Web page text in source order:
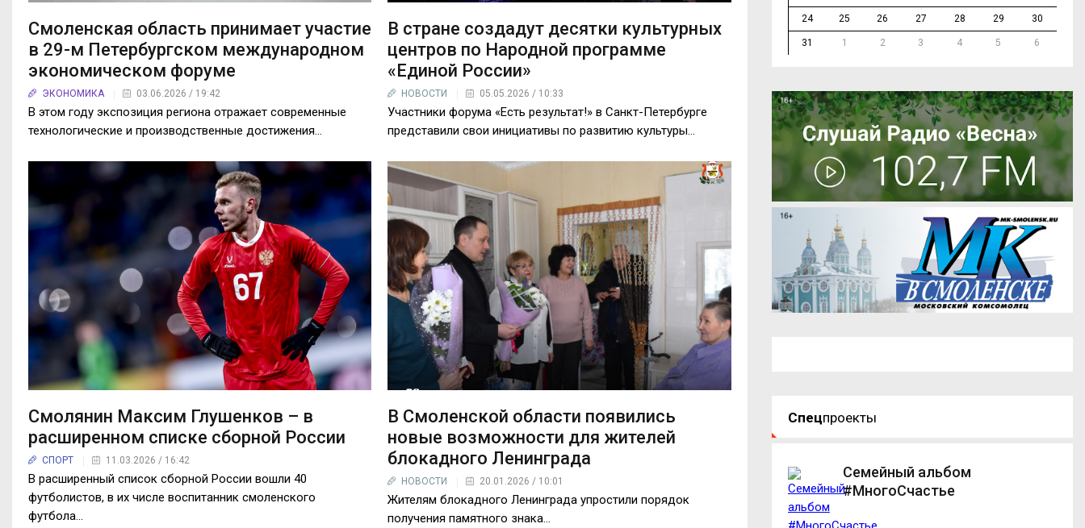
Смоленская область принимает участие
в 29-м Петербургском международном
экономическом форуме
ЭКОНОМИКА 03.06.2026 / 19:42
В этом году экспозиция региона отражает современные
технологические и производственные достижения…
В стране создадут десятки культурных
центров по Народной программе
«Единой России»
НОВОСТИ 05.05.2026 / 10:33
Участники форума «Есть результат!» в Санкт-Петербурге
представили свои инициативы по развитию культуры...
Смолянин Максим Глушенков – в
расширенном списке сборной России
СПОРТ 11.03.2026 / 16:42
В расширенный список сборной России вошли 40
футболистов, в их числе воспитанник смоленского
футбола...
В Смоленской области появились
новые возможности для жителей
блокадного Ленинграда
НОВОСТИ 20.01.2026 / 10:01
Жителям блокадного Ленинграда упростили порядок
получения памятного знака...
24 25 26 27 28 29 30
31 1 2 3 4 5 6
Спецпроекты
Семейный альбом
#МногоСчастье